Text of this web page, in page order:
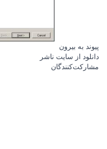
پیوند به بیرون
دانلود از سایت ناشر
مشارکت‌کنندگان